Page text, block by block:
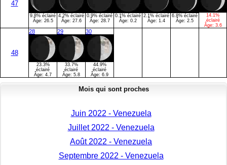
47
9.8% éclairé
Âge: 26.5
4.2% éclairé
Âge: 27.6
0.9% éclairé
Âge: 28.7
0.1% éclairé
Âge: 0.2
2.1% éclairé
Âge: 1.4
6.8% éclairé
Âge: 2.5
14.1%
éclairé
Âge: 3.6
48
28
23.3%
éclairé
Âge: 4.7
29
33.7%
éclairé
Âge: 5.8
30
44.9%
éclairé
Âge: 6.9
Mois qui sont proches
Juin 2022 - Venezuela
Juillet 2022 - Venezuela
Août 2022 - Venezuela
Septembre 2022 - Venezuela